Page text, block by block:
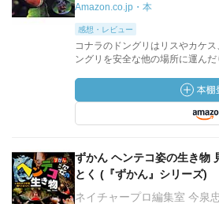
Amazon.co.jp・本
感想・レビュー
コナラのドングリはリスやカケ
ングリを安全な他の場所に運んだ
ずかん ヘンテコ姿の生き物
とく (『ずかん』シリーズ)
ネイチャープロ編集室 今泉